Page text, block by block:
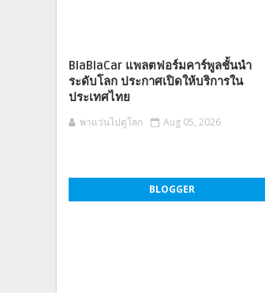
BlaBlaCar แพลตฟอร์มคาร์พูลชั้นนำ
ระดับโลก ประกาศเปิดให้บริการใน
ประเทศไทย
พาแว่นไปดูโลก Aug 05, 2026
BLOGGER